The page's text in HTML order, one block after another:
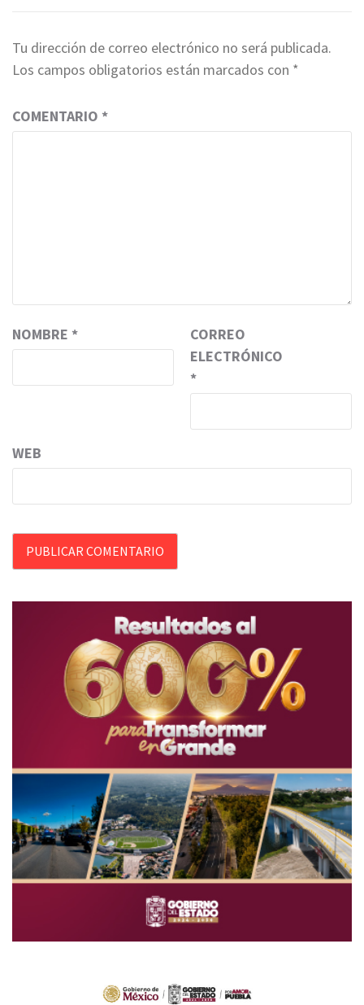
Tu dirección de correo electrónico no será publicada.
Los campos obligatorios están marcados con *
COMENTARIO *
NOMBRE *
CORREO
ELECTRÓNICO
*
WEB